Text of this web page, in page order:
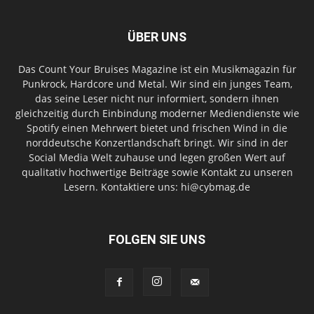
ÜBER UNS
Das Count Your Bruises Magazine ist ein Musikmagazin für
Punkrock, Hardcore und Metal. Wir sind ein junges Team,
das seine Leser nicht nur informiert, sondern ihnen
gleichzeitig durch Einbindung moderner Mediendienste wie
Spotify einen Mehrwert bietet und frischen Wind in die
norddeutsche Konzertlandschaft bringt. Wir sind in der
Social Media Welt zuhause und legen großen Wert auf
qualitativ hochwertige Beiträge sowie Kontakt zu unseren
Lesern. Kontaktiere uns: hi@cybmag.de
FOLGEN SIE UNS